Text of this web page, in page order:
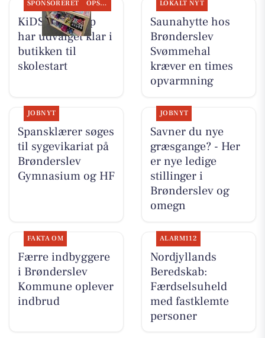
SPONSORERET OPSLAGSTAVLEN
KiDS Coolshop
har udvalget klar i
butikken til
skolestart
LOKALT NYT
Saunahytte hos
Brønderslev
Svømmehal
kræver en times
opvarmning
JOBNYT
Spansklærer søges
til sygevikariat på
Brønderslev
Gymnasium og HF
JOBNYT
Savner du nye
græsgange? - Her
er nye ledige
stillinger i
Brønderslev og
omegn
FAKTA OM
Færre indbyggere
i Brønderslev
Kommune oplever
indbrud
ALARM112
Nordjyllands
Beredskab:
Færdselsuheld
med fastklemte
personer